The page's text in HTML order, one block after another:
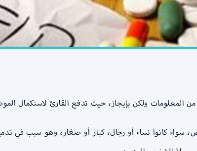
ولكن بإيجاز، حيث تدفع القارئ لاستكمال
سواء كانوا نساء أو رجال، كبار أو صغار، وهو سبب في